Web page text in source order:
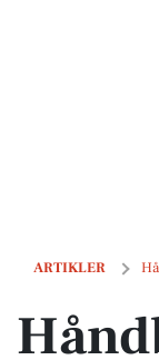
ARTIKLER
Håndbolden